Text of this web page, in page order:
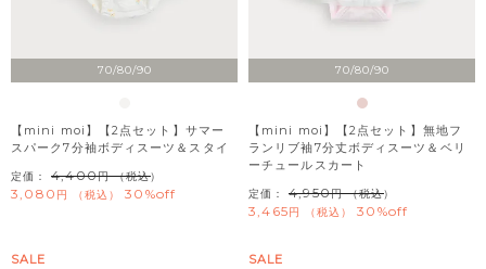
70/80/90
【mini moi】【2点セット】サマー
スパーク7分袖ボディスーツ＆スタイ
定価： 4,400 （税込）
3,080 税込 30%off
70/80/90
【mini moi】【2点セット】無地フ
ランリブ袖7分丈ボディスーツ＆ベリ
ーチュールスカート
定価： 4,950 （税込）
3,465 税込 30%off
SALE SALE